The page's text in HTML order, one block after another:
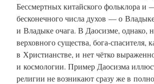
Бессмертных китайского фольклора и
бесконечного числа духов — о
и Владыке очага. В Даосизме, однако,
верховного существа, бога-спасителя,
в Христианстве, и нет чётко
и космологии. Пример Даосизма
религии не возникают сразу же в